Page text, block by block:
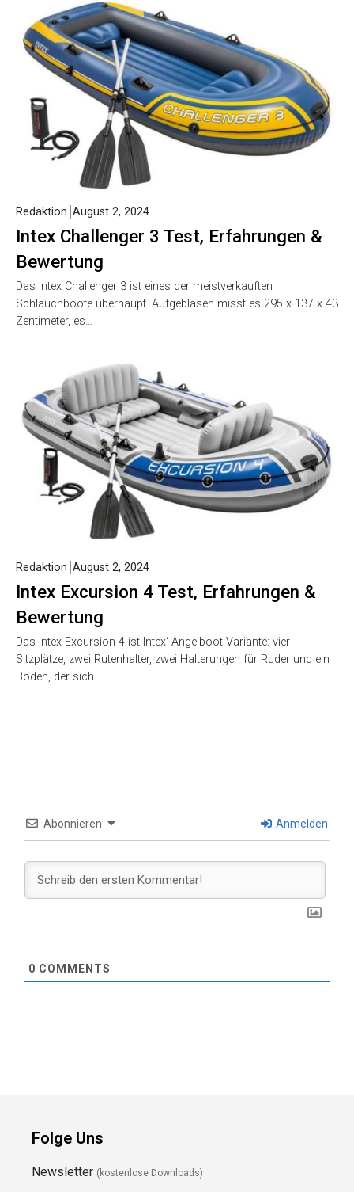
Intex Challenger 3 Test, Erfahrungen &
Bewertung
Redaktion August 2, 2024
Das Intex Challenger 3 ist eines der meistverkauften
Schlauchboote überhaupt. Aufgeblasen misst es 295 x 137 x 43
Zentimeter, es…
Intex Excursion 4 Test, Erfahrungen &
Bewertung
Redaktion August 2, 2024
Das Intex Excursion 4 ist Intex‘ Angelboot-Variante: vier
Sitzplätze, zwei Rutenhalter, zwei Halterungen für Ruder und ein
Boden, der sich…
Abonnieren Anmelden
0 COMMENTS
Folge Uns
Newsletter (kostenlose Downloads)